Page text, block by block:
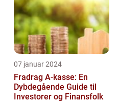
07 januar 2024
Fradrag A-kasse: En
Dybdegående Guide til
Investorer og Finansfolk